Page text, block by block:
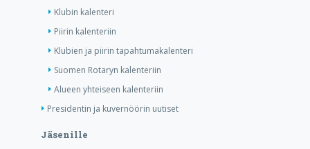
Klubin kalenteri
Piirin kalenteriin
Klubien ja piirin tapahtumakalenteri
Suomen Rotaryn kalenteriin
Alueen yhteiseen kalenteriin
Presidentin ja kuvernöörin uutiset
Jäsenille